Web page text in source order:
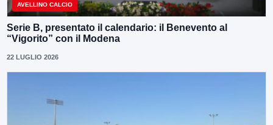
AVELLINO CALCIO
Serie B, presentato il calendario: il Benevento al
“Vigorito” con il Modena
22 LUGLIO 2026